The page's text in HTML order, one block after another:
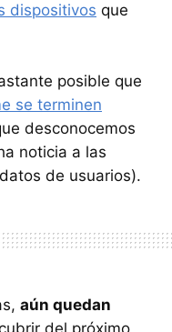
dispositivos que
posible que
se terminen
desconocemos
noticia a las
de usuarios).
aún quedan